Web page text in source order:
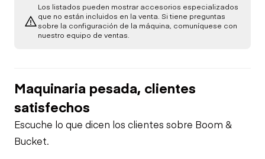
Los listados pueden mostrar accesorios especializados
que no están incluidos en la venta. Si tiene preguntas
sobre la configuración de la máquina, comuníquese con
nuestro equipo de ventas.
Maquinaria pesada, clientes
satisfechos
Escuche lo que dicen los clientes sobre Boom &
Bucket.